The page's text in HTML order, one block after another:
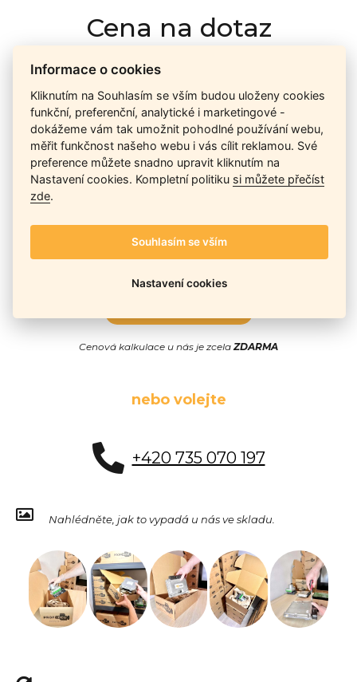
Cena na dotaz
výkonnosti a atypičnosti daného modelu. Pokusíme se
nabídnoutaktuálně nejlepší cenu , a Vy si vyberete, co je pro
Vás nejvýhodnější.
Telefon / Email
Cenová kalkulace u nás je zcelaZDARMA
nebo volejte
+420 735 070 197
Nahlédněte, jak to vypadá u nás ve skladu.
Informace o cookies
Kliknutím na Souhlasím se vším budou uloženy cookies
funkční, preferenční, analytické i marketingové -
dokážeme vám tak umožnit pohodlné používání webu,
měřit funkčnost našeho webu i vás cílit reklamou. Své
preference můžete snadno upravit kliknutím na
Nastavení cookies. Kompletní politiku si můžete přečíst
zde.
Souhlasím se vším
Nastavení cookies